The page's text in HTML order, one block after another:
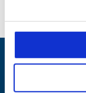
Abbiamo